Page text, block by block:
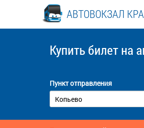
АВТОВОКЗАЛ
Купить билет на
Пункт отправления